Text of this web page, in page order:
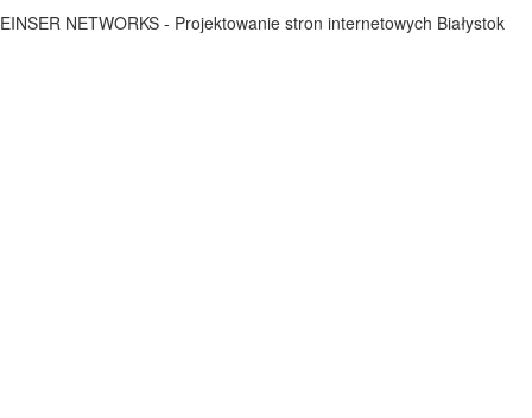
EINSER NETWORKS - Projektowanie stron internetowych Białystok